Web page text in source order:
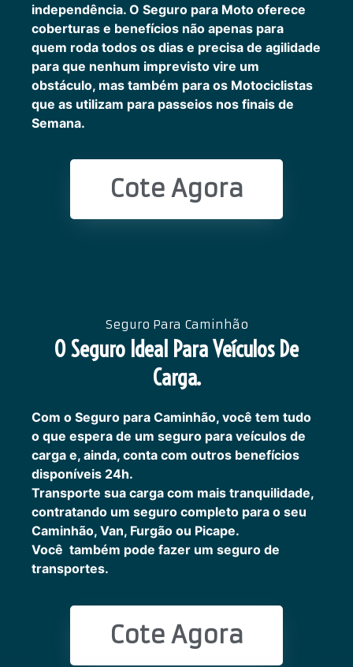
independência. O Seguro para Moto oferece
coberturas e benefícios não apenas para
quem roda todos os dias e precisa de agilidade
para que nenhum imprevisto vire um
obstáculo, mas também para os Motociclistas
que as utilizam para passeios nos finais de
Semana.
Cote Agora
Seguro Para Caminhão
O Seguro Ideal Para Veículos De
Carga.
Com o Seguro para Caminhão, você tem tudo
o que espera de um seguro para veículos de
carga e, ainda, conta com outros benefícios
disponíveis 24h.
Transporte sua carga com mais tranquilidade,
contratando um seguro completo para o seu
Caminhão, Van, Furgão ou Picape.
Você também pode fazer um seguro de
transportes.
Cote Agora